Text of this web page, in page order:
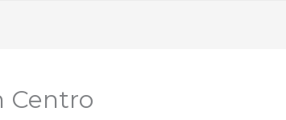
Centro